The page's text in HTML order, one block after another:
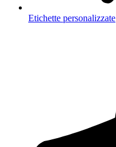
Etichette personalizzate